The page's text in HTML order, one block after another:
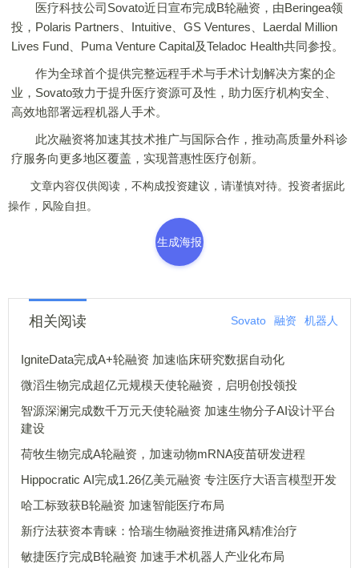
医疗科技公司Sovato近日宣布完成B轮融资，由Beringea领
投，Polaris Partners、Intuitive、GS Ventures、Laerdal Million
Lives Fund、Puma Venture Capital及Teladoc Health共同参投。
作为全球首个提供完整远程手术与手术计划解决方案的企
业，Sovato致力于提升医疗资源可及性，助力医疗机构安全、
高效地部署远程机器人手术。
此次融资将加速其技术推广与国际合作，推动高质量外科诊
疗服务向更多地区覆盖，实现普惠性医疗创新。
文章内容仅供阅读，不构成投资建议，请谨慎对待。投资者据此
操作，风险自担。
生成海报
相关阅读 Sovato 融资 机器人
IgniteData完成A+轮融资 加速临床研究数据自动化
微滔生物完成超亿元规模天使轮融资，启明创投领投
智源深澜完成数千万元天使轮融资 加速生物分子AI设计平台
建设
荷牧生物完成A轮融资，加速动物mRNA疫苗研发进程
Hippocratic AI完成1.26亿美元融资 专注医疗大语言模型开发
哈工标致获B轮融资 加速智能医疗布局
新疗法获资本青睐：恰瑞生物融资推进痛风精准治疗
敏捷医疗完成B轮融资 加速手术机器人产业化布局